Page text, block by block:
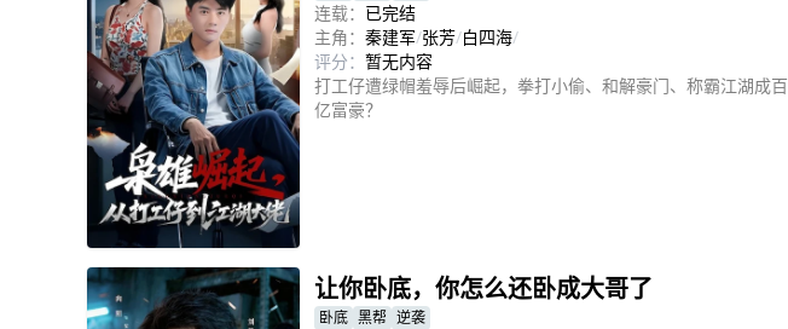
连载： 已完结
主角： 秦建军/张芳/白四海/
评分： 暂无内容
打工仔遭绿帽羞辱后崛起，拳打小偷、和解豪门、称霸江湖成百
亿富豪？
让你卧底，你怎么还卧成大哥了
卧底 黑帮 逆袭